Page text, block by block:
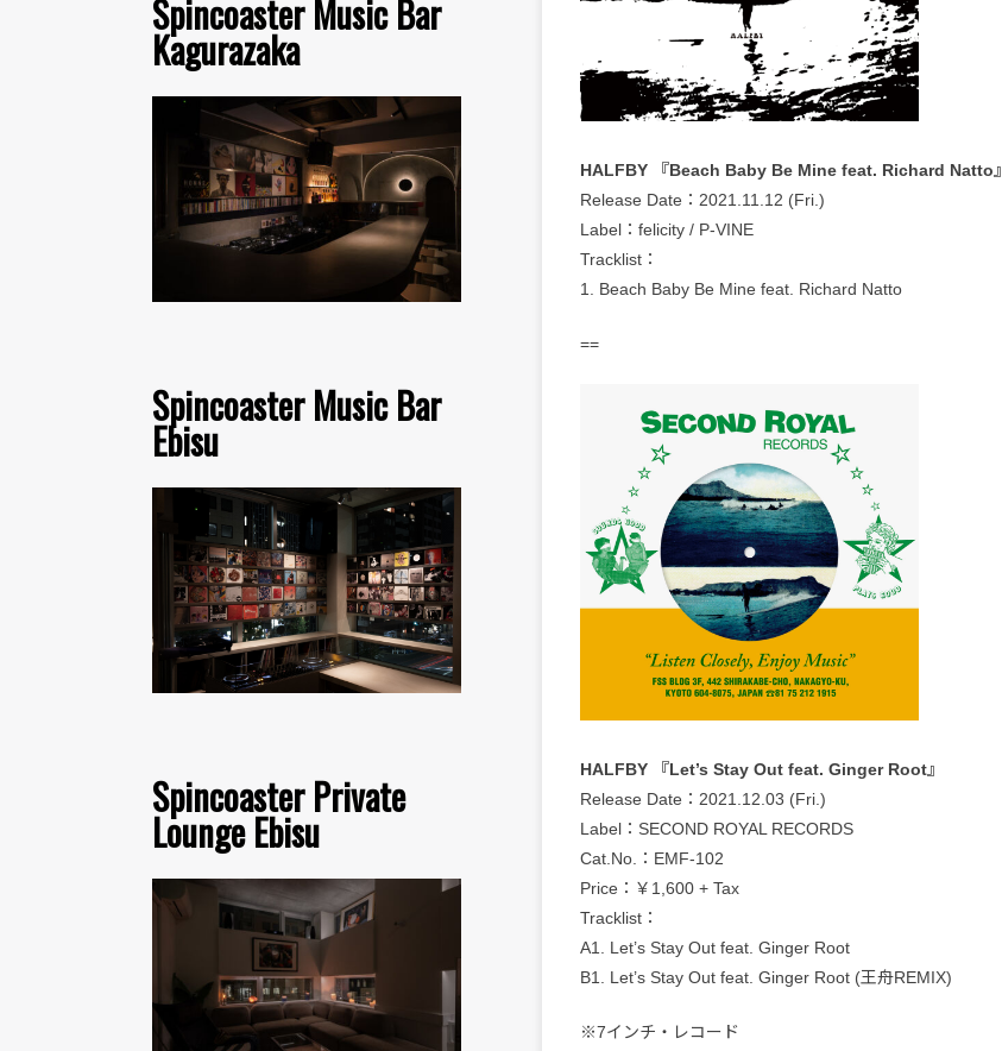
Spincoaster Music Bar
Kagurazaka
Spincoaster Music Bar
Ebisu
Spincoaster Private
Lounge Ebisu
HALFBY 『Beach Baby Be Mine feat. Richard Natto』
Release Date：2021.11.12 (Fri.)
Label：felicity / P-VINE
Tracklist：
1. Beach Baby Be Mine feat. Richard Natto
==
HALFBY 『Let’s Stay Out feat. Ginger Root』
Release Date：2021.12.03 (Fri.)
Label：SECOND ROYAL RECORDS
Cat.No.：EMF-102
Price：￥1,600 + Tax
Tracklist：
A1. Let’s Stay Out feat. Ginger Root
B1. Let’s Stay Out feat. Ginger Root (王舟REMIX)
※7インチ・レコード